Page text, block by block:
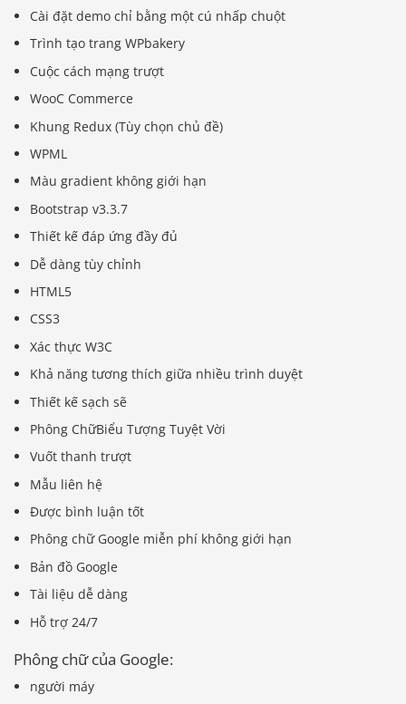
Cài đặt demo chỉ bằng một cú nhấp chuột
Trình tạo trang WPbakery
Cuộc cách mạng trượt
WooC Commerce
Khung Redux (Tùy chọn chủ đề)
WPML
Màu gradient không giới hạn
Bootstrap v3.3.7
Thiết kế đáp ứng đầy đủ
Dễ dàng tùy chỉnh
HTML5
CSS3
Xác thực W3C
Khả năng tương thích giữa nhiều trình duyệt
Thiết kế sạch sẽ
Phông ChữBiểu Tượng Tuyệt Vời
Vuốt thanh trượt
Mẫu liên hệ
Được bình luận tốt
Phông chữ Google miễn phí không giới hạn
Bản đồ Google
Tài liệu dễ dàng
Hỗ trợ 24/7
Phông chữ của Google:
người máy